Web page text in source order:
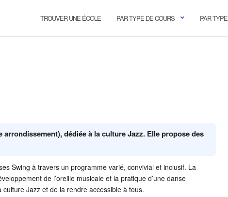
TROUVER UNE ÉCOLE PAR TYPE DE COURS PAR TYPE
arrondissement), dédiée à la culture Jazz. Elle propose des
Swing à travers un programme varié, convivial et inclusif. La
de l’oreille musicale et la pratique d’une danse
Jazz et de la rendre accessible à tous.